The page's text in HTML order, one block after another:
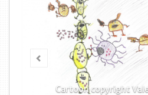
Cartoon copyright
Vorige